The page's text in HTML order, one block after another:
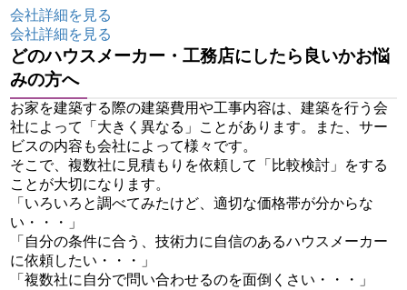
会社詳細を見る
会社詳細を見る
どのハウスメーカー・工務店にしたら良いかお悩
みの方へ
お家を建築する際の建築費用や工事内容は、建築を行う会
社によって「大きく異なる」ことがあります。また、サー
ビスの内容も会社によって様々です。
そこで、複数社に見積もりを依頼して「比較検討」をする
ことが大切になります。
「いろいろと調べてみたけど、適切な価格帯が分からな
い・・・」
「自分の条件に合う、技術力に自信のあるハウスメーカー
に依頼したい・・・」
「複数社に自分で問い合わせるのを面倒くさい・・・」